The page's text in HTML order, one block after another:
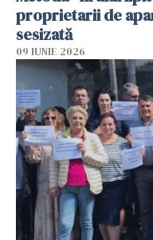
proprietarii de
sesizată
09 IUNIE 2026